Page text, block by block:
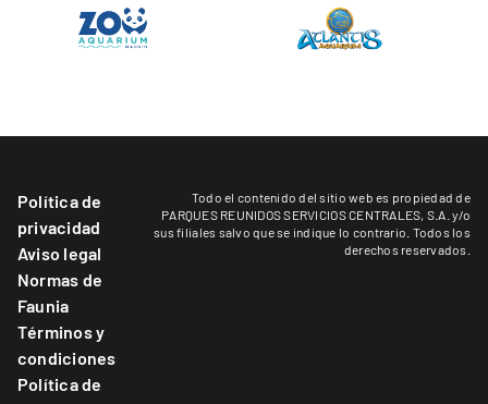
Política de
privacidad
Aviso legal
Normas de
Faunia
Términos y
condiciones
Política de
Todo el contenido del sitio web es propiedad de
PARQUES REUNIDOS SERVICIOS CENTRALES, S.A. y/o
sus filiales salvo que se indique lo contrario. Todos los
derechos reservados.